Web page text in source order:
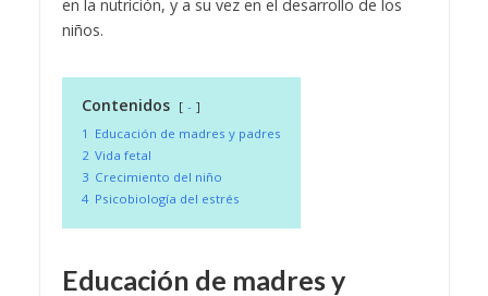
en la nutrición, y a su vez en el desarrollo de los
niños.
Contenidos
-
1 Educación de madres y padres
2 Vida fetal
3 Crecimiento del niño
4 Psicobiología del estrés
Educación de madres y